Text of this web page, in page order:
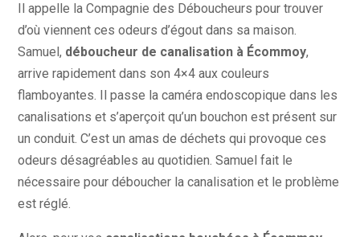
Il appelle la Compagnie des Déboucheurs pour trouver
d’où viennent ces odeurs d’égout dans sa maison.
Samuel, déboucheur de canalisation à Écommoy,
arrive rapidement dans son 4×4 aux couleurs
flamboyantes. Il passe la caméra endoscopique dans les
canalisations et s’aperçoit qu’un bouchon est présent sur
un conduit. C’est un amas de déchets qui provoque ces
odeurs désagréables au quotidien. Samuel fait le
nécessaire pour déboucher la canalisation et le problème
est réglé.